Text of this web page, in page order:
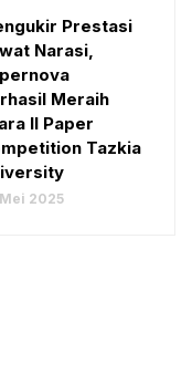
Prestasi
Narasi,
Meraih
II Paper
Tazkia
2025